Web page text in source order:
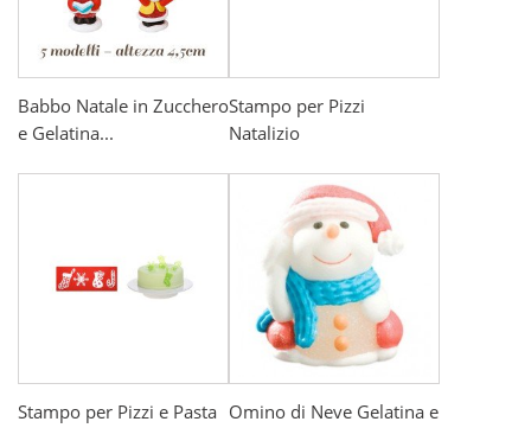
Babbo Natale in Zucchero
e Gelatina...
Stampo per Pizzi
Natalizio
Stampo per Pizzi e Pasta Omino di Neve Gelatina e